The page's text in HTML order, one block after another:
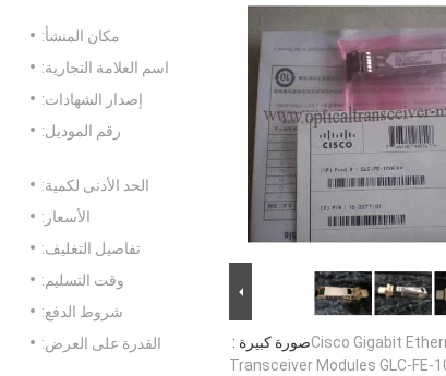
صورة كبيرة :Cisco Gigabit
Transceiver Modules GLC-FE-
مكان المنشأ:
اسم العلامة التجارية:
إصدار الشهادات:
رقم الموديل:
الحد الأدنى لكمية:
الأسعار:
تفاصيل التغليف:
وقت التسليم:
شروط الدفع:
القدرة على العرض: